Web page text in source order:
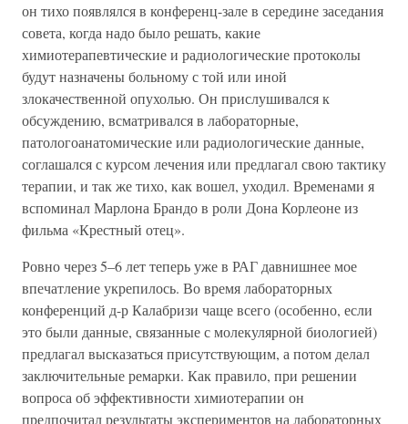
он тихо появлялся в конференц-зале в середине заседания
совета, когда надо было решать, какие
химиотерапевтические и радиологические протоколы
будут назначены больному с той или иной
злокачественной опухолью. Он прислушивался к
обсуждению, всматривался в лабораторные,
патологоанатомические или радиологические данные,
соглашался с курсом лечения или предлагал свою тактику
терапии, и так же тихо, как вошел, уходил. Временами я
вспоминал Марлона Брандо в роли Дона Корлеоне из
фильма «Крестный отец».
Ровно через 5–6 лет теперь уже в РАГ давнишнее мое
впечатление укрепилось. Во время лабораторных
конференций д-р Калабризи чаще всего (особенно, если
это были данные, связанные с молекулярной биологией)
предлагал высказаться присутствующим, а потом делал
заключительные ремарки. Как правило, при решении
вопроса об эффективности химиотерапии он
предпочитал результаты экспериментов на лабораторных